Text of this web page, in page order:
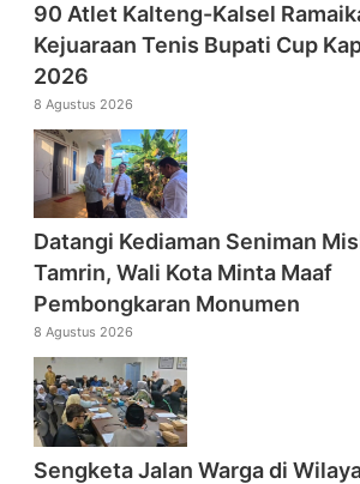
90 Atlet Kalteng-Kalsel
Kejuaraan Tenis Bupati Cup
2026
8 Agustus 2026
Datangi Kediaman Seniman
Tamrin, Wali Kota Minta Maaf
Pembongkaran Monumen
8 Agustus 2026
Sengketa Jalan Warga di